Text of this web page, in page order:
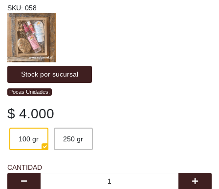
SKU: 058
Stock por sucursal
Pocas Unidades.
$ 4.000
100 gr 250 gr
CANTIDAD